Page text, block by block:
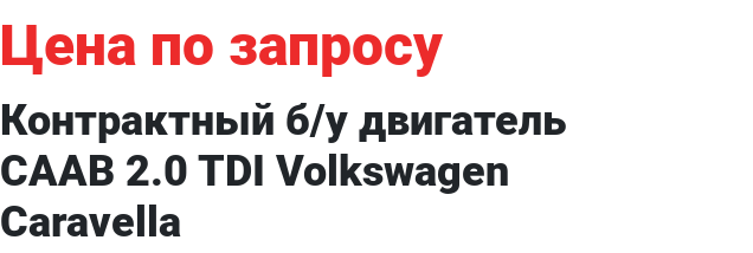
Цена по запросу
Контрактный б/у двигатель
CAAB 2.0 TDI Volkswagen
Caravella